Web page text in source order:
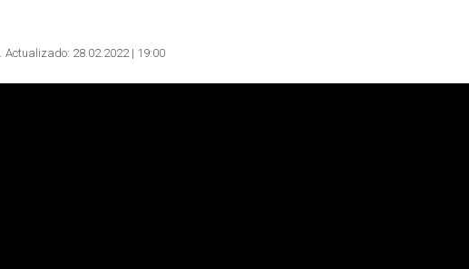
Actualizado: 28.02.2022 | 19:00